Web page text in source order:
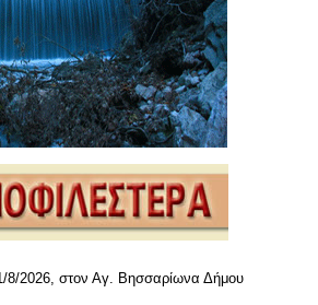
8/2026, στον Αγ. Βησσαρίωνα Δήμου